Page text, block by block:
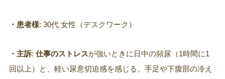
・患者様: 30代 女性（デスクワーク）
・主訴: 仕事のストレスが強いときに日中の頻尿（1時間に1
回以上）と、軽い尿意切迫感を感じる。手足や下腹部の冷え